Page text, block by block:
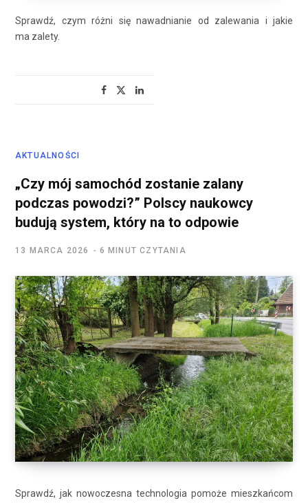
Sprawdź, czym różni się nawadnianie od zalewania i jakie
ma zalety.
AKTUALNOŚCI
„Czy mój samochód zostanie zalany
podczas powodzi?” Polscy naukowcy
budują system, który na to odpowie
13 MARCA 2026 6 MINUT CZYTANIA
Sprawdź, jak nowoczesna technologia pomoże mieszkańcom